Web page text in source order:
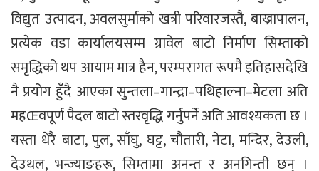
विद्युत उत्पादन, अवलसुर्माको खत्री परिवारजस्तै, बाख्रापालन,
प्रत्येक वडा कार्यालयसम्म ग्रावेल बाटो निर्माण सिम्ताको
समृद्धिको थप आयाम मात्र हैन, परम्परागत रूपमै इतिहासदेखि
नै प्रयोग हुँदै आएका सुन्तला–गान्द्रा–पथिहाल्ना–मेटला अति
महŒवपूर्ण पैदल बाटो स्तरवृद्धि गर्नुपर्ने अति आवश्यकता छ ।
यस्ता धेरै बाटा, पुल, साँघु, घट्ट, चौतारी, नेटा, मन्दिर, देउली,
देउथल, भन्ज्याङहरू, सिम्तामा अनन्त र अनगिन्ती छन् ।